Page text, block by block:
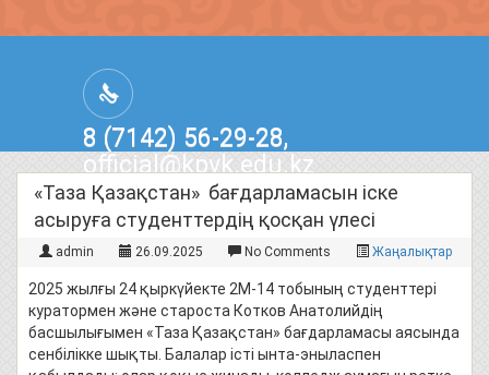
8 (7142) 56-29-28,
official@kpvk.edu.kz
г.Костанай, Проспект Кобыланды
Батыра, 3
«Таза Қазақстан» бағдарламасын іске
асыруға студенттердің қосқан үлесі
admin 26.09.2025 No Comments Жаңалықтар
2025 жылғы 24 қыркүйекте 2М-14 тобының студенттері
куратормен және староста Котков Анатолийдің
басшылығымен «Таза Қазақстан» бағдарламасы аясында
сенбілікке шықты. Балалар істі ынта-эныласпен